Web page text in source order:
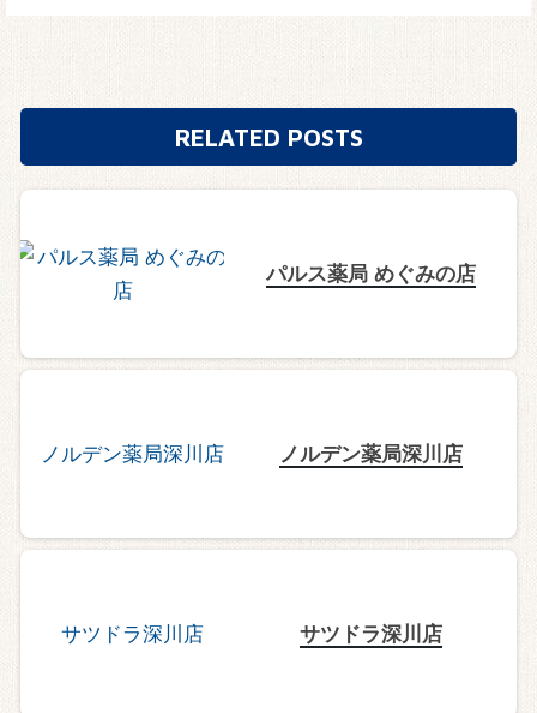
RELATED POSTS
パルス薬局 めぐみの店
ノルデン薬局深川店
サツドラ深川店